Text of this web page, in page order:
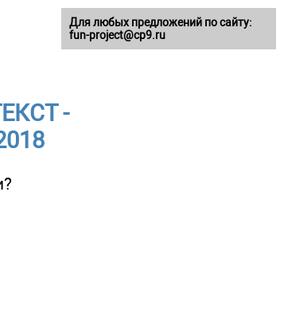
-
Для любых предложений по сайту:
fun-project@cp9.ru